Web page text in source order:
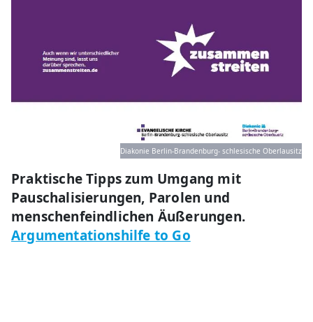
Diakonie Berlin-Brandenburg- schlesische Oberlausitz
Praktische Tipps zum Umgang mit
Pauschalisierungen, Parolen und
menschenfeindlichen Äußerungen.
Argumentationshilfe to Go